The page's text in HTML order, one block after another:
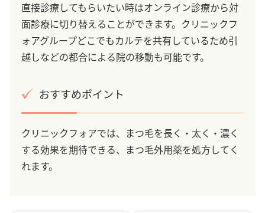
直接診療してもらいたい時はオンライン診療から対
面診療に切り替えることができます。クリニックフ
ォアグループどこでもカルテを共有しているため引
越しなどの都合による院の移動も可能です。
おすすめポイント
クリニックフォアでは、まつ毛を長く・太く・濃く
する効果を期待できる、まつ毛外用薬を処方してく
れます。